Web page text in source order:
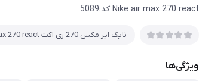
Nike air max 270 react کد:5089
نایک ایر مکس 270 ری اکت Nike air max 270 react
ویژگی‌ها